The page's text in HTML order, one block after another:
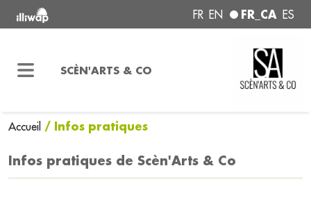
FR EN FR_CA ES
SCÈN'ARTS & CO
Accueil / Infos pratiques
Infos pratiques de Scèn'Arts & Co